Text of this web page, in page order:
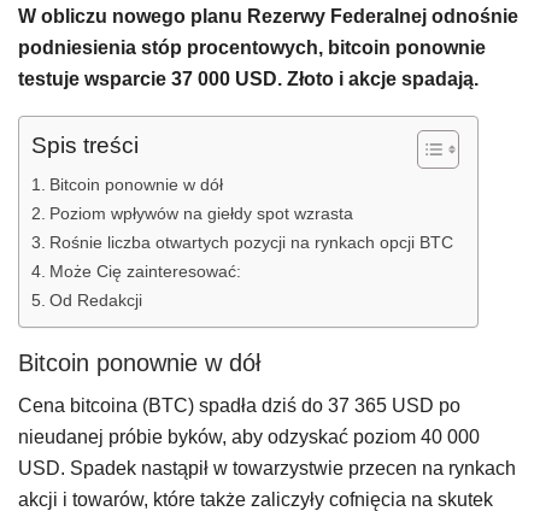
W obliczu nowego planu Rezerwy Federalnej odnośnie
podniesienia stóp procentowych, bitcoin ponownie
testuje wsparcie 37 000 USD. Złoto i akcje spadają.
Spis treści
Bitcoin ponownie w dół
Poziom wpływów na giełdy spot wzrasta
Rośnie liczba otwartych pozycji na rynkach opcji BTC
Może Cię zainteresować:
Od Redakcji
Bitcoin ponownie w dół
Cena bitcoina (BTC) spadła dziś do 37 365 USD po
nieudanej próbie byków, aby odzyskać poziom 40 000
USD. Spadek nastąpił w towarzystwie przecen na rynkach
akcji i towarów, które także zaliczyły cofnięcia na skutek